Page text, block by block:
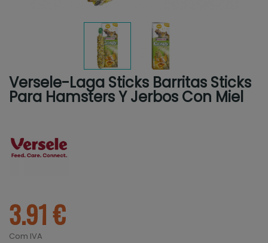
Versele-Laga Sticks Barritas Sticks
Para Hamsters Y Jerbos Con Miel
3.91 €
Com IVA